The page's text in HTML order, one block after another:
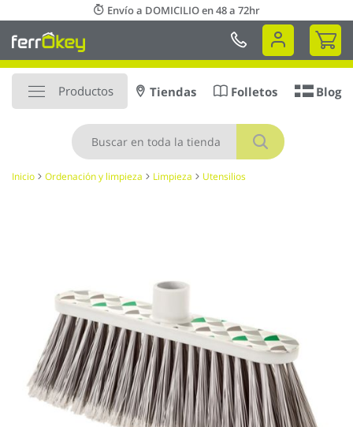
al
contenido
Envío a DOMICILIO en 48 a 72hr
Mi
Productos
Buscar
Tiendas Folletos Blog
Inicio Ordenación y limpieza Limpieza Utensilios
imágenes